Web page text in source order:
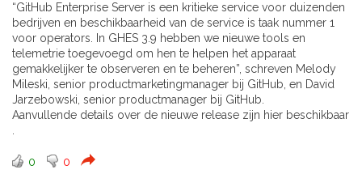
“GitHub Enterprise Server is een kritieke service voor duizenden
bedrijven en beschikbaarheid van de service is taak nummer 1
voor operators. In GHES 3.9 hebben we nieuwe tools en
telemetrie toegevoegd om hen te helpen het apparaat
gemakkelijker te observeren en te beheren”, schreven Melody
Mileski, senior productmarketingmanager bij GitHub, en David
Jarzebowski, senior productmanager bij GitHub.
Aanvullende details over de nieuwe release zijn hier beschikbaar
.
0 0